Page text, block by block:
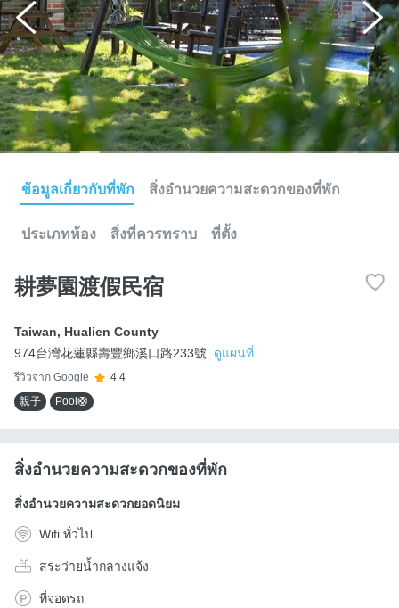
ข้อมูลเกี่ยวกับที่พัก สิ่งอำนวยความสะดวกของที่พัก
ประเภทห้อง สิ่งที่ควรทราบ ที่ตั้ง
耕夢園渡假民宿
Taiwan, Hualien County
974台灣花蓮縣壽豐鄉溪口路233號
ดูแผนที่
รีวิวจาก Google
4.4
親子
Pool🛟
สิ่งอำนวยความสะดวกของที่พัก
สิ่งอำนวยความสะดวกยอดนิยม
Wifi ทั่วไป
สระว่ายน้ำกลางแจ้ง
ที่จอดรถ